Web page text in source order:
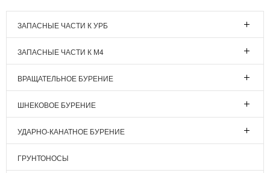
ЗАПАСНЫЕ ЧАСТИ К УРБ
ЗАПАСНЫЕ ЧАСТИ К М4
ВРАЩАТЕЛЬНОЕ БУРЕНИЕ
ШНЕКОВОЕ БУРЕНИЕ
УДАРНО-КАНАТНОЕ БУРЕНИЕ
ГРУНТОНОСЫ